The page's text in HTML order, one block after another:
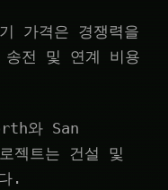
가격은 경쟁력을
송전 및 연계 비용
와 San
젝트는 건설 및
.